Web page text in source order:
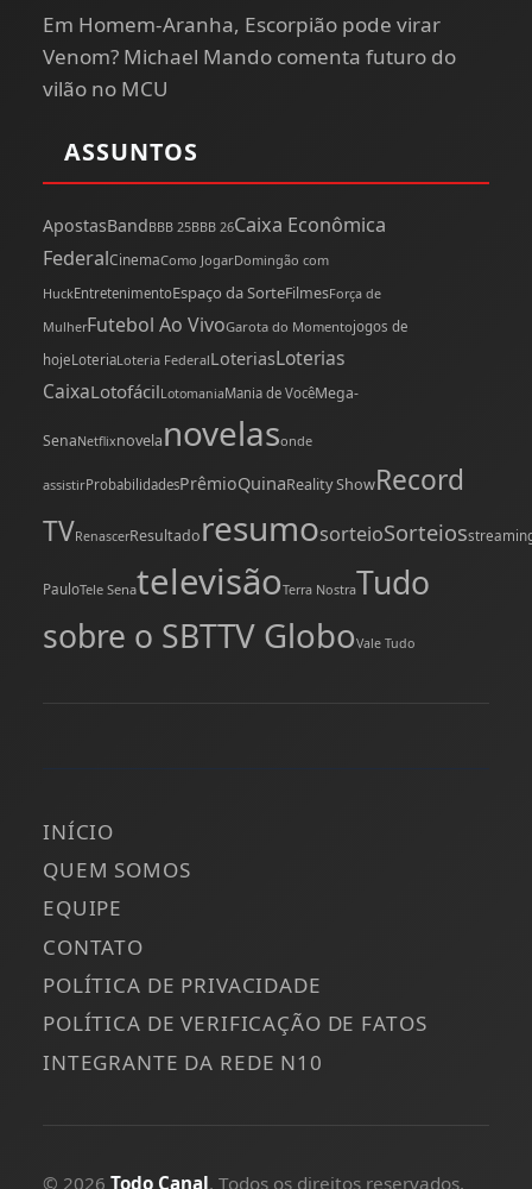
Em Homem-Aranha, Escorpião pode virar
Venom? Michael Mando comenta futuro do
vilão no MCU
ASSUNTOS
ApostasBandBBB 25BBB 26Caixa Econômica
FederalCinemaComo JogarDomingão com
HuckEntretenimentoEspaço da SorteFilmesForça de
MulherFutebol Ao VivoGarota do Momentojogos de
hojeLoteriaLoteria FederalLoteriasLoterias
CaixaLotofácilLotomaniaMania de VocêMega-
SenaNetflixnovelanovelasonde
assistirProbabilidadesPrêmioQuinaReality ShowRecord
TVRenascerResultadoresumosorteioSorteios
PauloTele SenatelevisãoTerra NostraTudo
sobre o SBTTV GloboVale Tudo
INÍCIO
QUEM SOMOS
EQUIPE
CONTATO
POLÍTICA DE PRIVACIDADE
POLÍTICA DE VERIFICAÇÃO DE FATOS
INTEGRANTE DA REDE N10
© 2026 Todo Canal. Todos os direitos reservados.